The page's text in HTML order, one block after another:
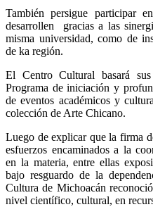
También persigue participar
desarrollen gracias a las
misma universidad, como de
de ka región.
El Centro Cultural basará
Programa de iniciación y
de eventos académicos y
colección de Arte Chicano.
Luego de explicar que la firma
esfuerzos encaminados a la
en la materia, entre ellas
bajo resguardo de la
Cultura de Michoacán
nivel científico, cultural, en